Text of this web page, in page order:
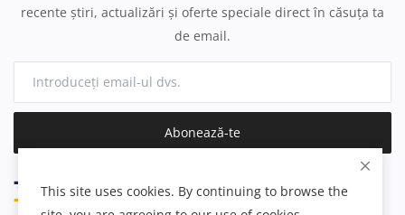
recente știri, actualizări și oferte speciale direct în căsuța ta
de email.
Abonează-te
This site uses cookies. By continuing to browse the